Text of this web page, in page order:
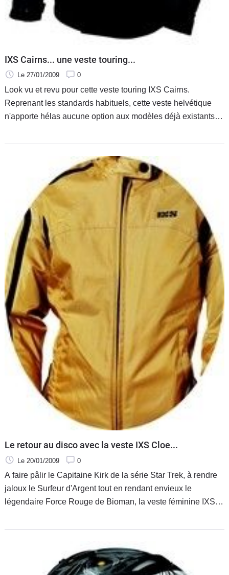
IXS Cairns... une veste touring...
Le 27/01/2009 0
Look vu et revu pour cette veste touring IXS Cairns.
Reprenant les standards habituels, cette veste helvétique
n'apporte hélas aucune option aux modèles déjà existants
compter… Hors ce design habituel, la Cairns est pensée
pour apporter confort et chaleur à son utilisateur, c'est donc
tout naturellement que nous retrouvons une veste étanche à
l'eau et au vent avec une utilisation par la marque de
matériaux ultra-résistants.
Le retour au disco avec la veste IXS Cloe...
Le 20/01/2009 0
A faire pâlir le Capitaine Kirk de la série Star Trek, à rendre
jaloux le Surfeur d'Argent tout en rendant envieux le
légendaire Force Rouge de Bioman, la veste féminine IXS
toutes les motardes et scootéristes différentes couleurs plus